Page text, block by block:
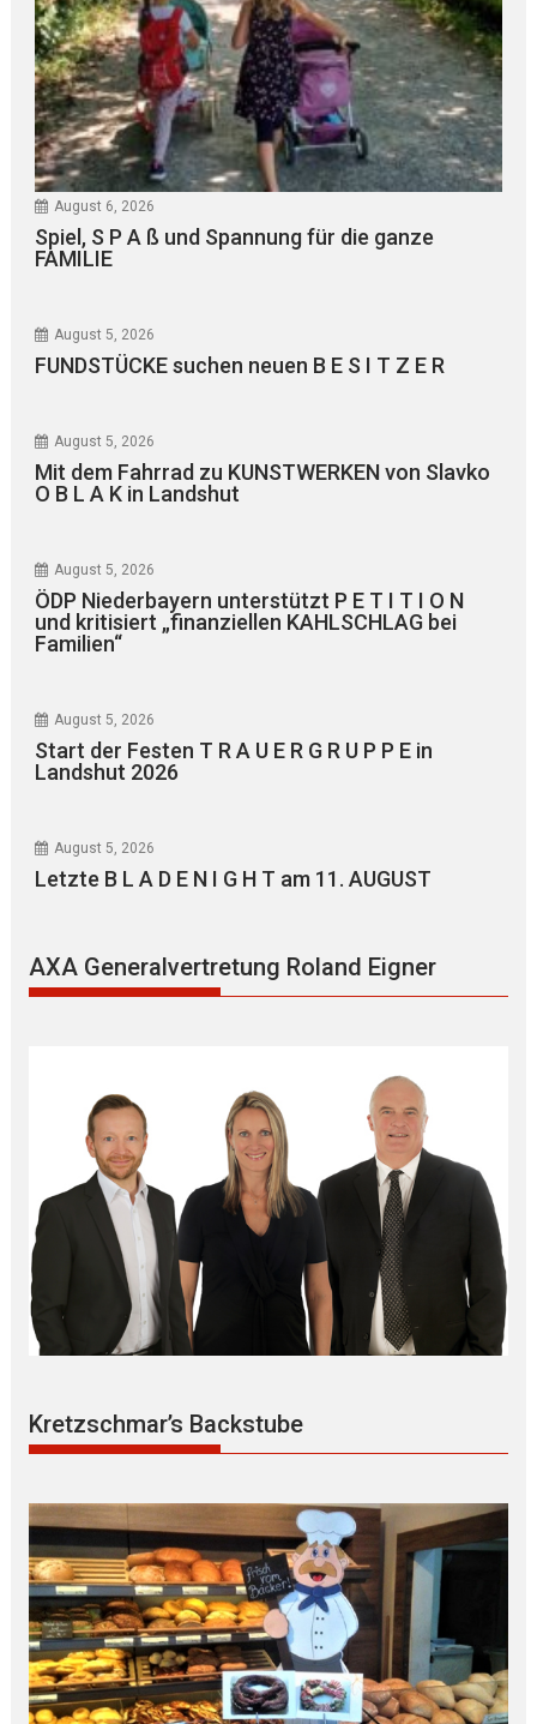
August 6, 2026
Spiel, S P A ß und Spannung für die ganze
FAMILIE
August 5, 2026
FUNDSTÜCKE suchen neuen B E S I T Z E R
August 5, 2026
Mit dem Fahrrad zu KUNSTWERKEN von Slavko
O B L A K in Landshut
August 5, 2026
ÖDP Niederbayern unterstützt P E T I T I O N
und kritisiert „finanziellen KAHLSCHLAG bei
Familien“
August 5, 2026
Start der Festen T R A U E R G R U P P E in
Landshut 2026
August 5, 2026
Letzte B L A D E N I G H T am 11. AUGUST
AXA Generalvertretung Roland Eigner
Kretzschmar’s Backstube